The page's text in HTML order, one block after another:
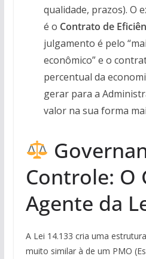
qualidade, prazos). O
é o Contrato de
julgamento é pelo
econômico” e o
percentual da
gerar para a
valor na sua forma
Controle: O
Agente da
A Lei 14.133 cria uma
muito similar à de um PMO